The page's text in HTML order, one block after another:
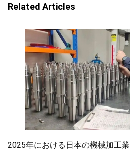
Related Articles
2025年における日本の機械加工